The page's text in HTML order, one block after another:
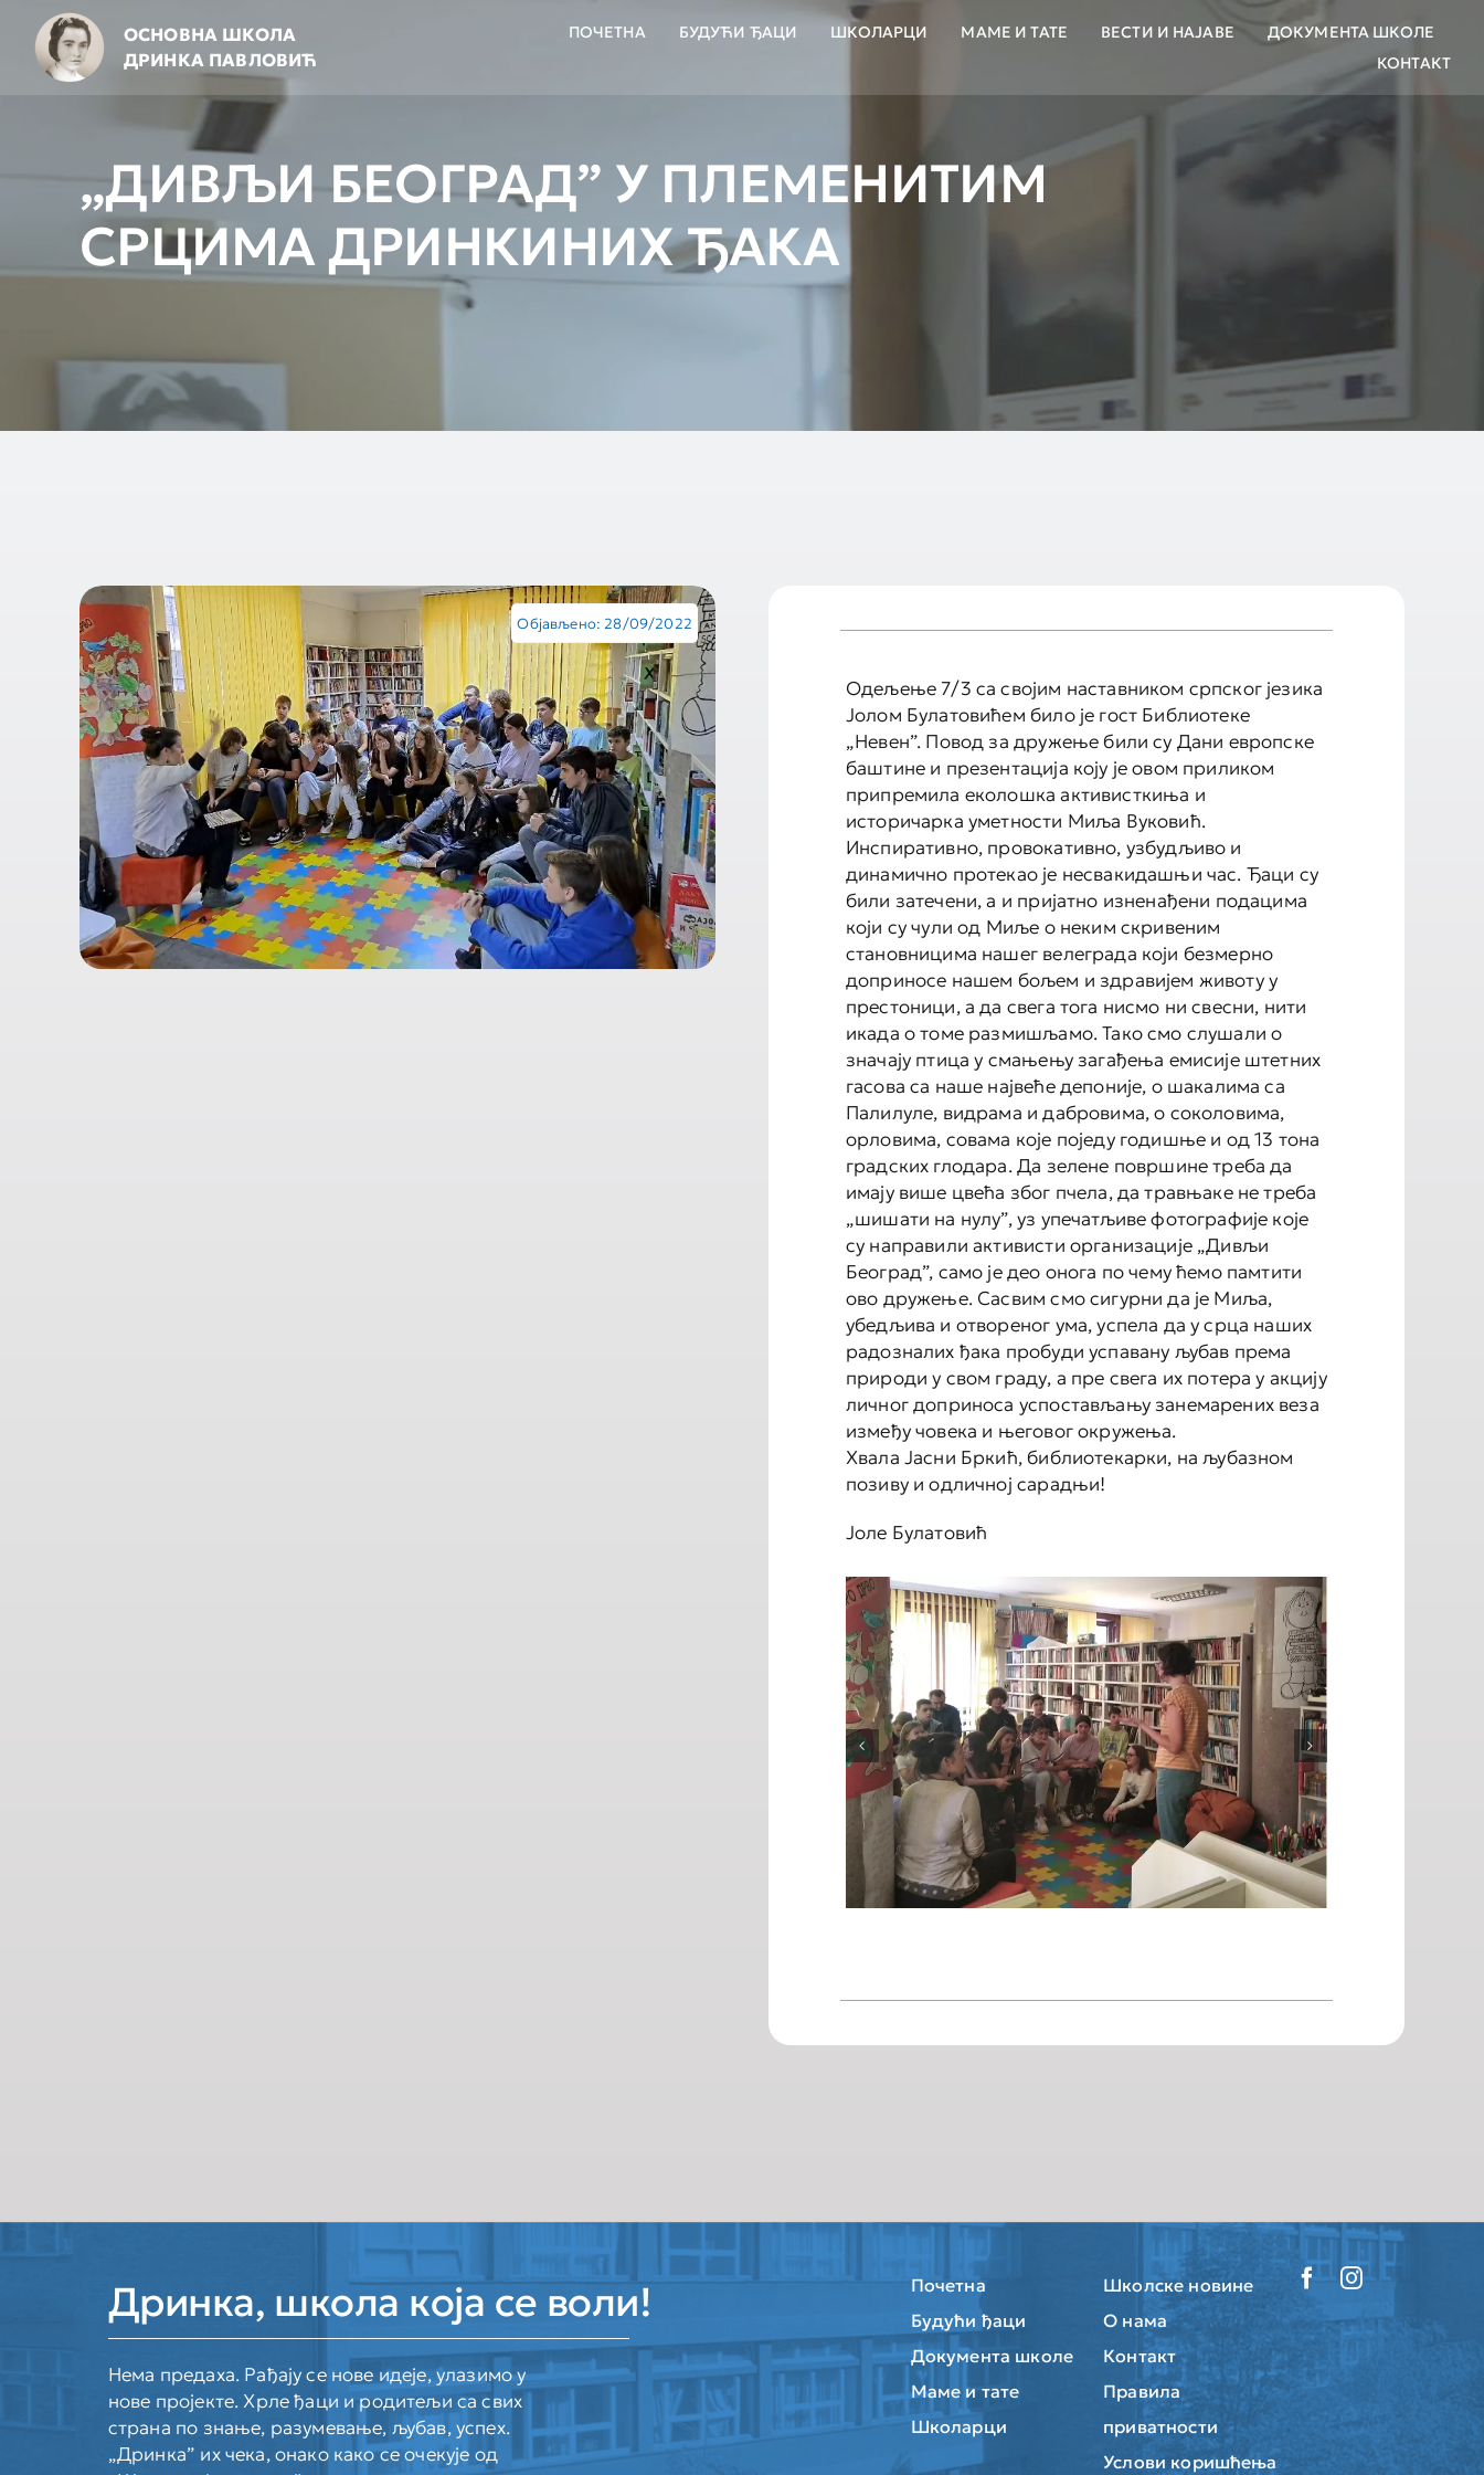
content
ОСНОВНА ШКОЛА
ДРИНКА ПАВЛОВИЋ
ПОЧЕТНА БУДУЋИ ЂАЦИ ШКОЛАРЦИ МАМЕ И ТАТЕ ВЕСТИ И НАЈАВЕ
ДОКУМЕНТА ШКОЛЕ
КОНТАКТ
„ДИВЉИ БЕОГРАД” У ПЛЕМЕНИТИМ
СРЦИМА ДРИНКИНИХ ЂАКА
Објављено: 28/09/2022
Одељење 7/3 са својим наставником српског језика
Јолом Булатовићем било је гост Библиотеке
„Невен”. Повод за дружење били су Дани европске
баштине и презентација коју је овом приликом
припремила еколошка активисткиња и
историчарка уметности Миља Вуковић.
Инспиративно, провокативно, узбудљиво и
динамично протекао је несвакидашњи час. Ђаци су
били затечени, а и пријатно изненађени подацима
који су чули од Миље о неким скривеним
становницима нашег велеграда који безмерно
доприносе нашем бољем и здравијем животу у
престоници, а да свега тога нисмо ни свесни, нити
икада о томе размишљамо. Тако смо слушали о
значају птица у смањењу загађења емисије штетних
гасова са наше највеће депоније, о шакалима са
Палилуле, видрама и дабровима, о соколовима,
орловима, совама које поједу годишње и од 13 тона
градских глодара. Да зелене површине треба да
имају више цвећа због пчела, да травњаке не треба
„шишати на нулу”, уз упечатљиве фотографије које
су направили активисти организације „Дивљи
Београд”, само је део онога по чему ћемо памтити
ово дружење. Сасвим смо сигурни да је Миља,
убедљива и отвореног ума, успела да у срца наших
радозналих ђака пробуди успавану љубав према
природи у свом граду, а пре свега их потера у акцију
личног доприноса успостављању занемарених веза
између човека и његовог окружења.
Хвала Јасни Бркић, библиотекарки, на љубазном
позиву и одличној сарадњи!
Јоле Булатовић
Дринка, школа која се воли!
Нема предаха. Рађају се нове идеје, улазимо у
нове пројекте. Хрле ђаци и родитељи са свих
страна по знање, разумевање, љубав, успех.
„Дринка” их чека, онако како се очекује од
Почетна
Будући ђаци
Документа школе
Маме и тате
Школарци
Школске новине
О нама
Контакт
Правила
приватности
Услови коришћења